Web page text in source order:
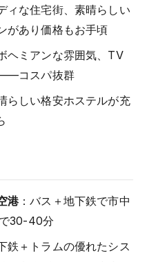
ィな住宅街、素晴らしい
があり価格もお手頃
ヘミアンな雰囲気、TV
コスパ抜群
らしい格安ホステルが充
港：バス＋地下鉄で市中
30-40分
鉄＋トラムの優れたシス